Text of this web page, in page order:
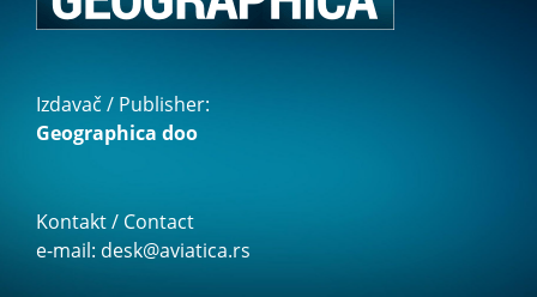
Izdavač / Publisher:
Geographica doo
Kontakt / Contact
e-mail: desk@aviatica.rs